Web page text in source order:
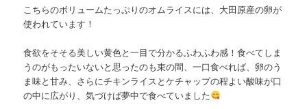
こちらのボリュームたっぷりのオムライスには、大田原産の卵が
使われています！
食欲をそそる美しい黄色と一目で分かるふわふわ感！食べてしま
うのがもったいないと思ったのも束の間、一口食べれば、卵のう
ま味と甘み、さらにチキンライスとケチャップの程よい酸味が口
の中に広がり、気づけば夢中で食べていました